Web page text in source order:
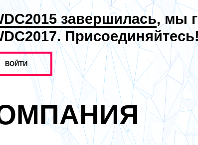
завершилась, мы
ВОЙТИ